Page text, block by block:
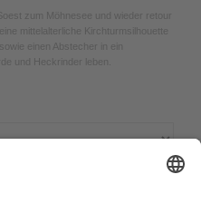
zum Möhnesee und wieder retour
mittelalterliche Kirchturmsilhouette
einen Abstecher in ein
und Heckrinder leben.